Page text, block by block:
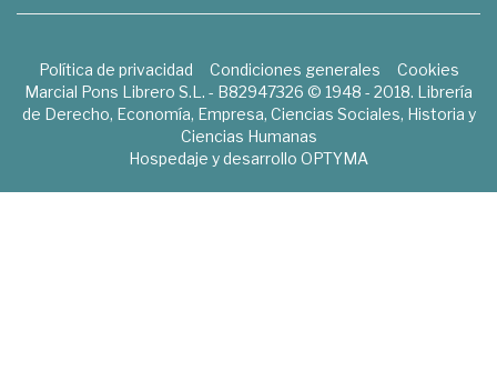
Política de privacidad Condiciones generales
Cookies
Marcial Pons Librero S.L. - B82947326 © 1948 - 2018. Librería
de Derecho, Economía, Empresa, Ciencias Sociales, Historia y
Ciencias Humanas
Hospedaje y desarrollo OPTYMA